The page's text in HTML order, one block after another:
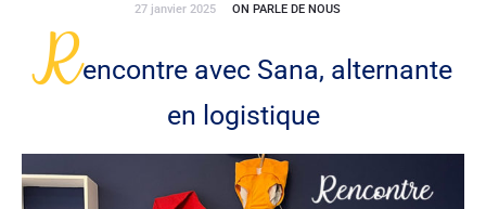
27 janvier 2025 ON PARLE DE NOUS
Rencontre avec Sana, alternante
en logistique